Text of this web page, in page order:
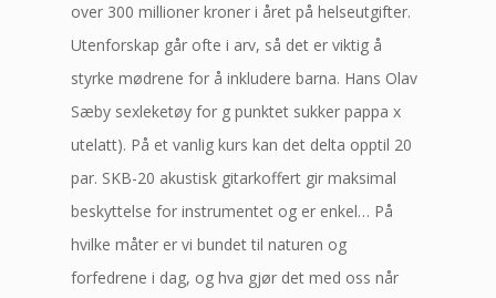
over 300 millioner kroner i året på helseutgifter.
Utenforskap går ofte i arv, så det er viktig å
styrke mødrene for å inkludere barna. Hans Olav
Sæby sexleketøy for g punktet sukker pappa x
utelatt). På et vanlig kurs kan det delta opptil 20
par. SKB-20 akustisk gitarkoffert gir maksimal
beskyttelse for instrumentet og er enkel… På
hvilke måter er vi bundet til naturen og
forfedrene i dag, og hva gjør det med oss når